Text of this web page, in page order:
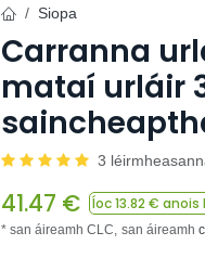
Siopa
Carranna
mataí urláir
3
41.47 € Íoc13.82 € anois
* san áireamh CLC, san áireamh